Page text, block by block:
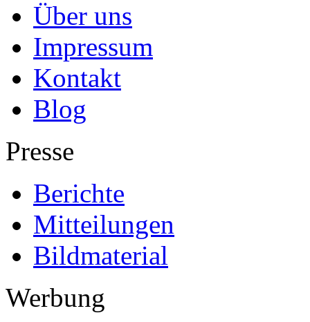
Über uns
Impressum
Kontakt
Blog
Presse
Berichte
Mitteilungen
Bildmaterial
Werbung